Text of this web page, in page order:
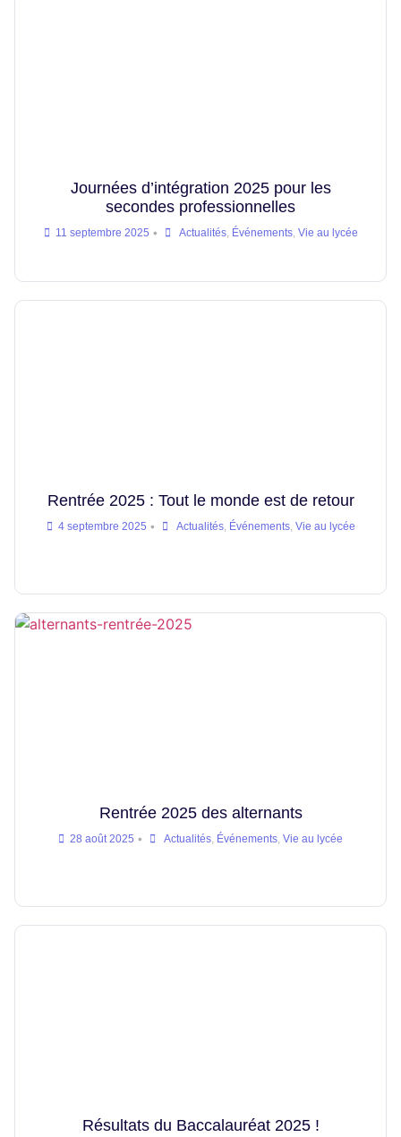
Journées d’intégration 2025 pour les
secondes professionnelles
11 septembre 2025 • Actualités, Événements, Vie au lycée
Rentrée 2025 : Tout le monde est de retour
4 septembre 2025 • Actualités, Événements, Vie au lycée
Rentrée 2025 des alternants
28 août 2025 • Actualités, Événements, Vie au lycée
Résultats du Baccalauréat 2025 !